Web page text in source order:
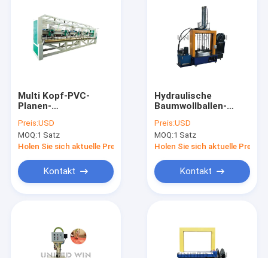
Produkte
Videos
Multi Kopf-PVC-
Planen-
Plastikplane, die
Minute der
Maschinen-100m
Preis:USD
MOQ:1 Satz
Holen Sie sich aktuelle Preis
Kontakt
Hydraulische
Baumwollballen-
Planen-Maschine für
Verkauf 1.2KW
Preis:USD
MOQ:1 Satz
Holen Sie sich aktuelle Preis
Kontakt